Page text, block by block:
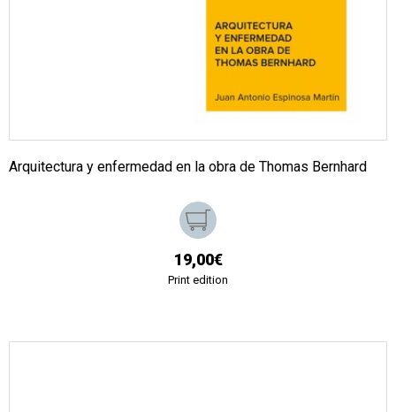
Arquitectura y enfermedad en la obra de Thomas Bernhard
19,00€
Print edition